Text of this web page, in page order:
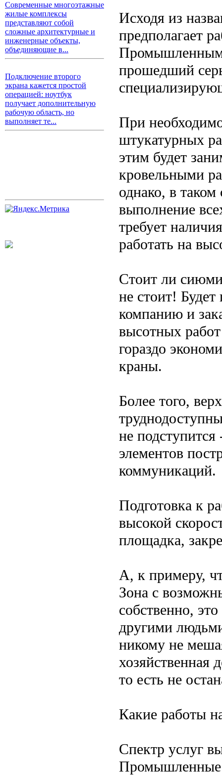
Современные многоэтажные
жилые комплексы
представляют собой
сложные архитектурные и
инженерные объекты,
объединяющие в...
Подключение второго
экрана кажется простой
операцией: ноутбук
получает дополнительную
рабочую область, но
выполняет те...
Исходя из
предполагает
Промышленным
прошедший
При
штукатурных
этим будет
кровельными
однако, в
выполнение
требует
работать на
Стоит ли
не стоит!
компанию и
высотных
гораздо
краны.
Более того,
не
элементов
коммуникаций.
Подготовка к
высокой
площадка,
А, к примеру,
Зона с
собственно,
другими
никому не
хозяйственная
то есть не
Какие работы
Спектр услуг
Промышленные